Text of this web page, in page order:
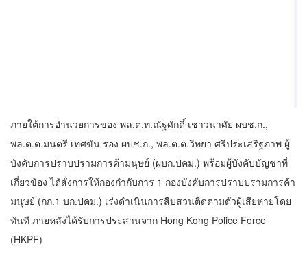
ภายใต้การอำนวยการของ พล.ต.ท.ณัฐศักดิ์ เชาวนาศัย ผบช.ก.,
พล.ต.ต.มนตรี เทศขัน รอง ผบช.ก., พล.ต.ต.วิทยา ศรีประเสริฐภาพ ผู้
บังคับการปราบปรามการค้ามนุษย์ (ผบก.ปคม.) พร้อมผู้บังคับบัญชาที่
เกี่ยวข้อง ได้สั่งการให้กองกำกับการ 1 กองบังคับการปราบปรามการค้า
มนุษย์ (กก.1 บก.ปคม.) เร่งดำเนินการสืบสวนติดตามตัวผู้เสียหายโดย
ทันที ภายหลังได้รับการประสานจาก Hong Kong Police Force
(HKPF)